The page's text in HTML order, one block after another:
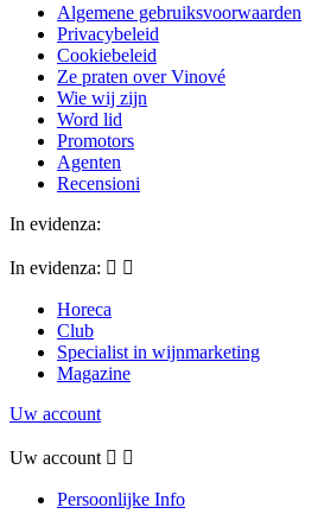
Algemene gebruiksvoorwaarden
Privacybeleid
Cookiebeleid
Ze praten over Vinové
Wie wij zijn
Word lid
Promotors
Agenten
Recensioni
In evidenza:
In evidenza:  
Horeca
Club
Specialist in wijnmarketing
Magazine
Uw account
Uw account  
Persoonlijke Info